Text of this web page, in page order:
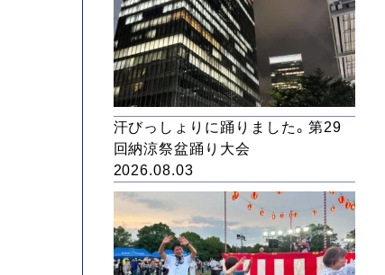
汗びっしょりに踊りました。第29
回納涼祭盆踊り大会
2026.08.03